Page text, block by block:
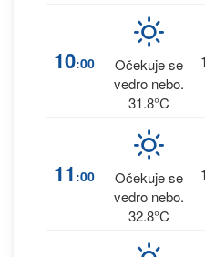
10:00
Očekuje se
vedro nebo.
31.8°C
11 :00
Očekuje se
vedro nebo.
32.8°C